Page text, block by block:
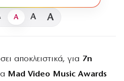
A A A
αποκλειστικά, για 7η
Mad Video Music Awards